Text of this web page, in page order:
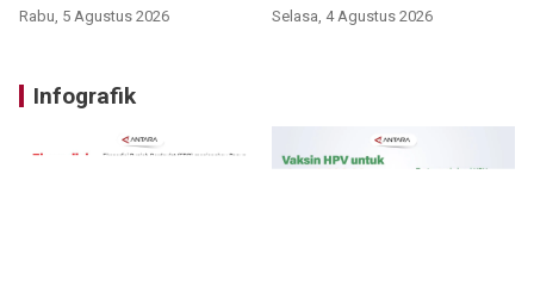
Rabu, 5 Agustus 2026 Selasa, 4 Agustus 2026
Infografik